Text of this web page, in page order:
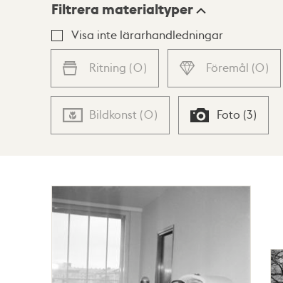
Lista Karta
Filtrera materialtyper
Visa inte lärarhandledningar
Ritning (0) Föremål (0)
Bildkonst (0) Foto (3)